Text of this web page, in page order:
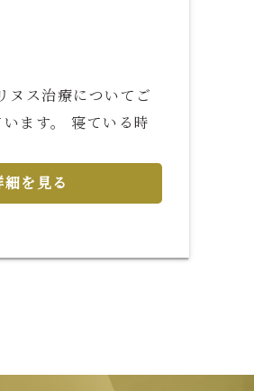
ヌス治療についてご
ます。 寝ている時
細を見る